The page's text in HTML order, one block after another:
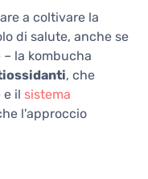
a coltivare la
di salute, anche se
la kombucha
, che
e il sistema
l'approccio